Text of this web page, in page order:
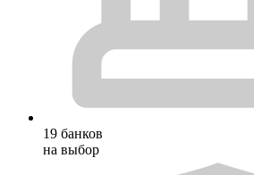
19 банков
на выбор